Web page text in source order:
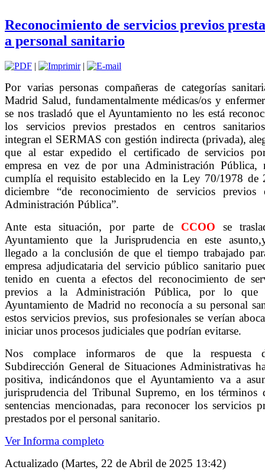
Reconocimiento de servicios previos
a personal sanitario
| |
Por varias personas compañeras de categorías
Madrid Salud, fundamentalmente médicas/os y
se nos trasladó que el Ayuntamiento no les está
los servicios previos prestados en centros
integran el SERMAS con gestión indirecta (privada),
que al estar expedido el certificado de servicios
empresa en vez de por una Administración Pública,
cumplía el requisito establecido en la Ley 70/1978 de
diciembre “de reconocimiento de servicios previos
Administración Pública”.
Ante esta situación, por parte de CCOO se
Ayuntamiento que la Jurisprudencia en este
llegado a la conclusión de que el tiempo trabajado
empresa adjudicataria del servicio público sanitario
tenido en cuenta a efectos del reconocimiento de
previos a la Administración Pública, por lo
Ayuntamiento de Madrid no reconocía a su personal
estos servicios previos, sus profesionales se verían
iniciar unos procesos judiciales que podrían evitarse.
Nos complace informaros de que la respuesta
Subdirección General de Situaciones Administrativas
positiva, indicándonos que el Ayuntamiento va a
jurisprudencia del Tribunal Supremo, en los términos
sentencias mencionadas, para reconocer los servicios
prestados por el personal sanitario.
Ver Informa completo
Actualizado (Martes, 22 de Abril de 2025 13:42)